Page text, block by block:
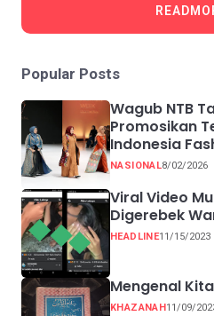
Popular Posts
Wagub NTB
Promosikan
Indonesia
NASIONAL8/02/2026
Viral Video
Digerebek
HEADLINE11/15/2023
Mengenal
KHAZANAH11/09/